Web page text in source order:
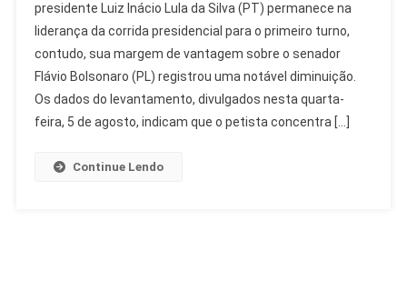
Lula
Mantém
39%,
Flávio
Bolsonaro
Avança
presidente Luiz Inácio Lula da Silva (PT) permanece na
liderança da corrida presidencial para o primeiro turno,
contudo, sua margem de vantagem sobre o senador
Flávio Bolsonaro (PL) registrou uma notável diminuição.
Os dados do levantamento, divulgados nesta quarta-
feira, 5 de agosto, indicam que o petista concentra […]
Continue Lendo